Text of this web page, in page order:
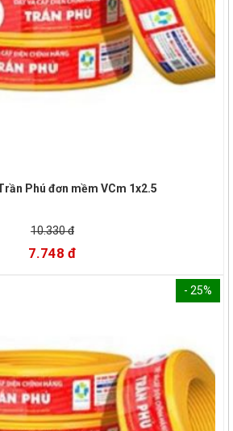
Phú đơn mềm VCm 1x2.5
10.330 đ
7.748 đ
- 25%